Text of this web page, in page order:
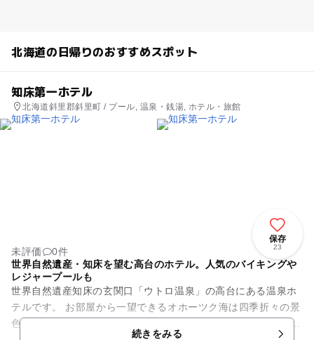
北海道の日帰りのおすすめスポット
知床第一ホテル
北海道斜里郡斜里町 / プール, 温泉・銭湯, ホテル・旅館
保存
23
未評価
0件
世界自然遺産・知床を望む高台のホテル。人気のバイキングや
レジャープールも
世界自然遺産知床の玄関口「ウトロ温泉」の高台にある温泉ホ
テルです。 お部屋から一望できるオホーツク海は四季折々の景
色をご堪能頂けます。 食事は味広場「マルスコイ」では、会場
続きをみる